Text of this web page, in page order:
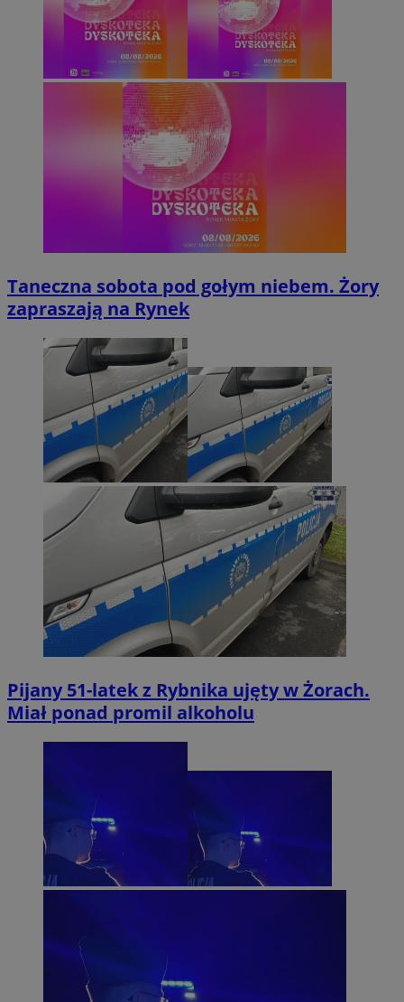
Taneczna sobota pod gołym niebem. Żory
zapraszają na Rynek
Pijany 51-latek z Rybnika ujęty w Żorach.
Miał ponad promil alkoholu